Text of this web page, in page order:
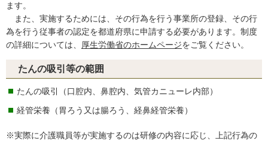
ます。
また、実施するためには、その行為を行う事業所の登録、その行
為を行う従事者の認定を都道府県に申請する必要があります。制度
の詳細については、
厚生労働省のホームページをご覧ください。
たんの吸引等の範囲
たんの吸引（口腔内、鼻腔内、気管カニューレ内部）
経管栄養（胃ろう又は腸ろう、経鼻経管栄養）
※実際に介護職員等が実施するのは研修の内容に応じ、上記行為の